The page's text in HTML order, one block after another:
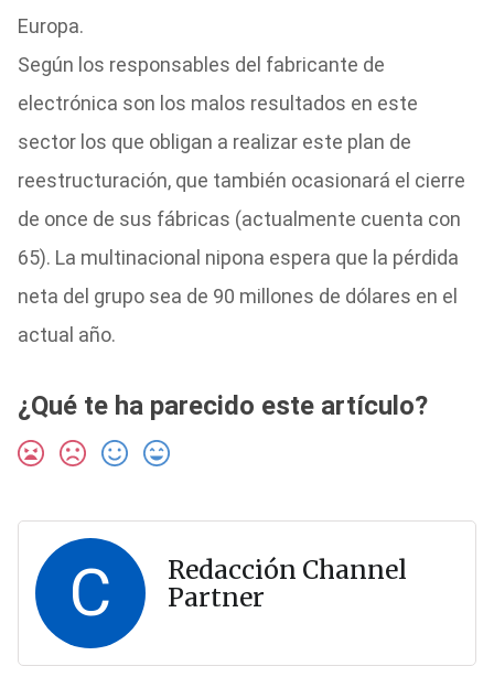
Europa.
Según los responsables del fabricante de
electrónica son los malos resultados en este
sector los que obligan a realizar este plan de
reestructuración, que también ocasionará el cierre
de once de sus fábricas (actualmente cuenta con
65). La multinacional nipona espera que la pérdida
neta del grupo sea de 90 millones de dólares en el
actual año.
¿Qué te ha parecido este artículo?
C
Redacción Channel
Partner